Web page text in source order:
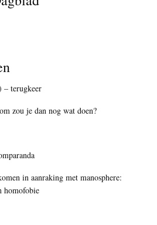
– terugkeer
zou je dan nog wat doen?
in aanraking met manosphere:
homofobie